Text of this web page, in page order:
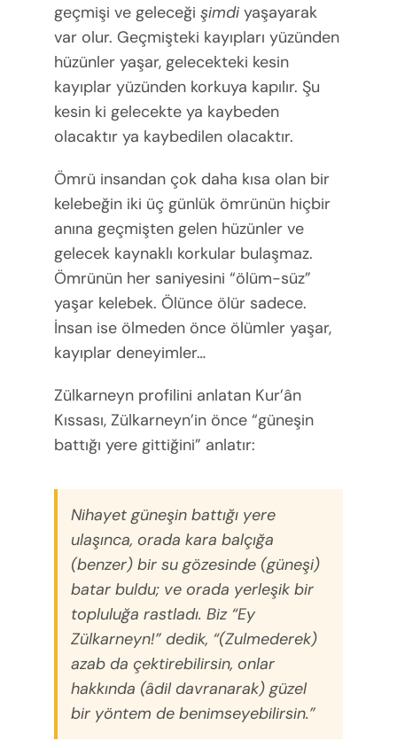
geçmişi ve geleceği şimdi yaşayarak
var olur. Geçmişteki kayıpları yüzünden
hüzünler yaşar, gelecekteki kesin
kayıplar yüzünden korkuya kapılır. Şu
kesin ki gelecekte ya kaybeden
olacaktır ya kaybedilen olacaktır.
Ömrü insandan çok daha kısa olan bir
kelebeğin iki üç günlük ömrünün hiçbir
anına geçmişten gelen hüzünler ve
gelecek kaynaklı korkular bulaşmaz.
Ömrünün her saniyesini “ölüm-süz”
yaşar kelebek. Ölünce ölür sadece.
İnsan ise ölmeden önce ölümler yaşar,
kayıplar deneyimler…
Zülkarneyn profilini anlatan Kur’ân
Kıssası, Zülkarneyn’in önce “güneşin
battığı yere gittiğini” anlatır:
Nihayet güneşin battığı yere
ulaşınca, orada kara balçığa
(benzer) bir su gözesinde (güneşi)
batar buldu; ve orada yerleşik bir
topluluğa rastladı. Biz “Ey
Zülkarneyn!” dedik, “(Zulmederek)
azab da çektirebilirsin, onlar
hakkında (âdil davranarak) güzel
bir yöntem de benimseyebilirsin.”